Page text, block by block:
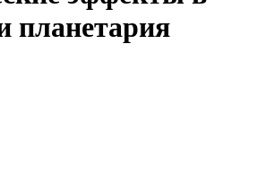
планетария